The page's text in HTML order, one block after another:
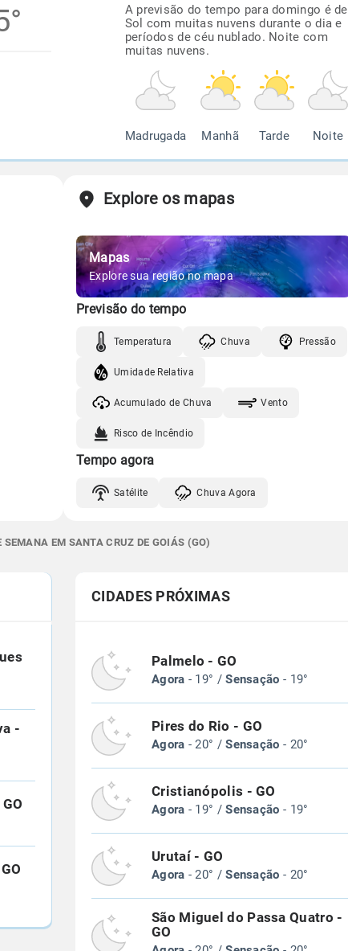
A previsão do tempo para domingo é de
Sol com muitas nuvens durante o dia e
períodos de céu nublado. Noite com
muitas nuvens.
Madrugada Manhã Tarde Noite
Explore os mapas
Mapas
Explore sua região no mapa
Previsão do tempo
Temperatura Chuva Pressão
Umidade Relativa
Acumulado de Chuva Vento
Risco de Incêndio
Tempo agora
Satélite Chuva Agora
EM SANTA CRUZ DE GOIÁS (GO)
-
CIDADES PRÓXIMAS
Palmelo - GO
Agora - 19° /Sensação - 19°
Pires do Rio - GO
Agora - 20° /Sensação - 20°
Cristianópolis - GO
Agora - 19° /Sensação - 19°
Urutaí - GO
Agora - 20° /Sensação - 20°
São Miguel do Passa Quatro -
GO